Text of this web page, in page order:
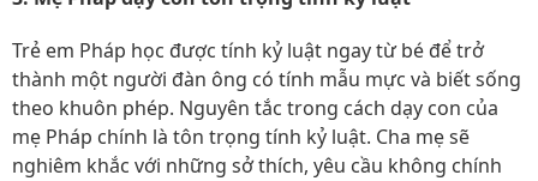
Trẻ em Pháp học được tính kỷ luật ngay từ bé để trở
thành một người đàn ông có tính mẫu mực và biết sống
theo khuôn phép. Nguyên tắc trong cách dạy con của
mẹ Pháp chính là tôn trọng tính kỷ luật. Cha mẹ sẽ
nghiêm khắc với những sở thích, yêu cầu không chính